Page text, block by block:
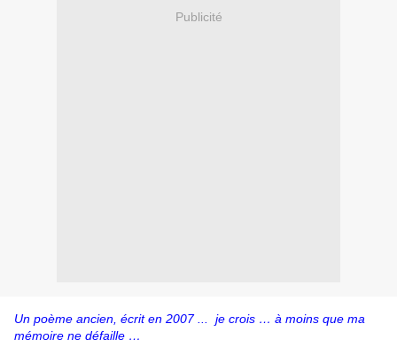
Publicité
Un poème ancien, écrit en 2007 ... je crois … à moins que ma
mémoire ne défaille …